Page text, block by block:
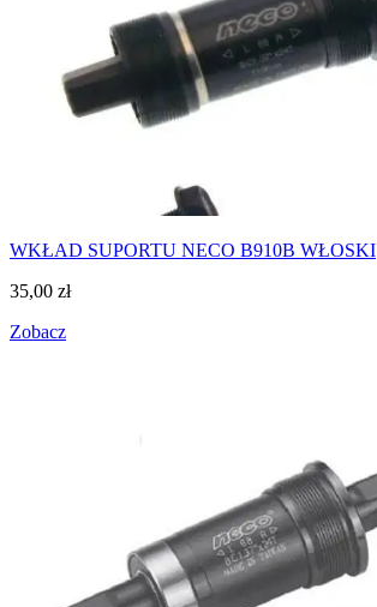
WKŁAD SUPORTU NECO B910B WŁOSKI
35,00 zł
Zobacz